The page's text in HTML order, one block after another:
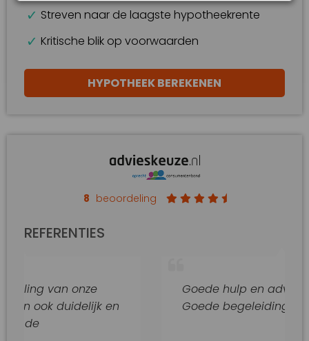
Streven naar de laagste hypotheekrente
Kritische blik op voorwaarden
HYPOTHEEK BEREKENEN
8 beoordeling
REFERENTIES
onze
en
Goede hulp en adviezen.
Goede begeleiding van dit